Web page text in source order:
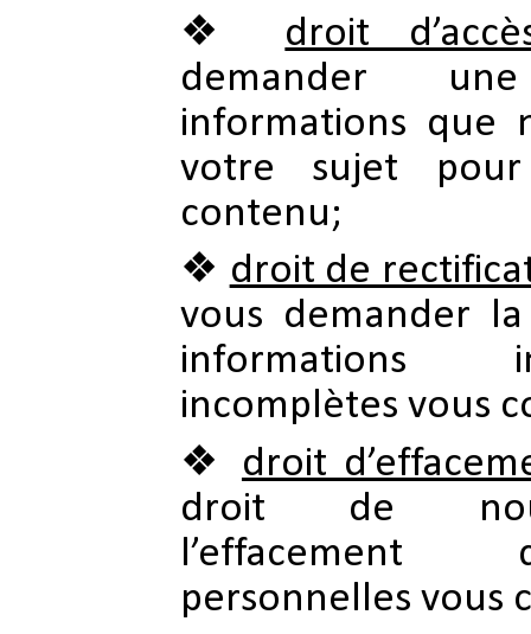
droit
demander
informations que
votre sujet
contenu;
droit de
vous demander
informations
incomplètes vous
droit
droit de
personnelles vous